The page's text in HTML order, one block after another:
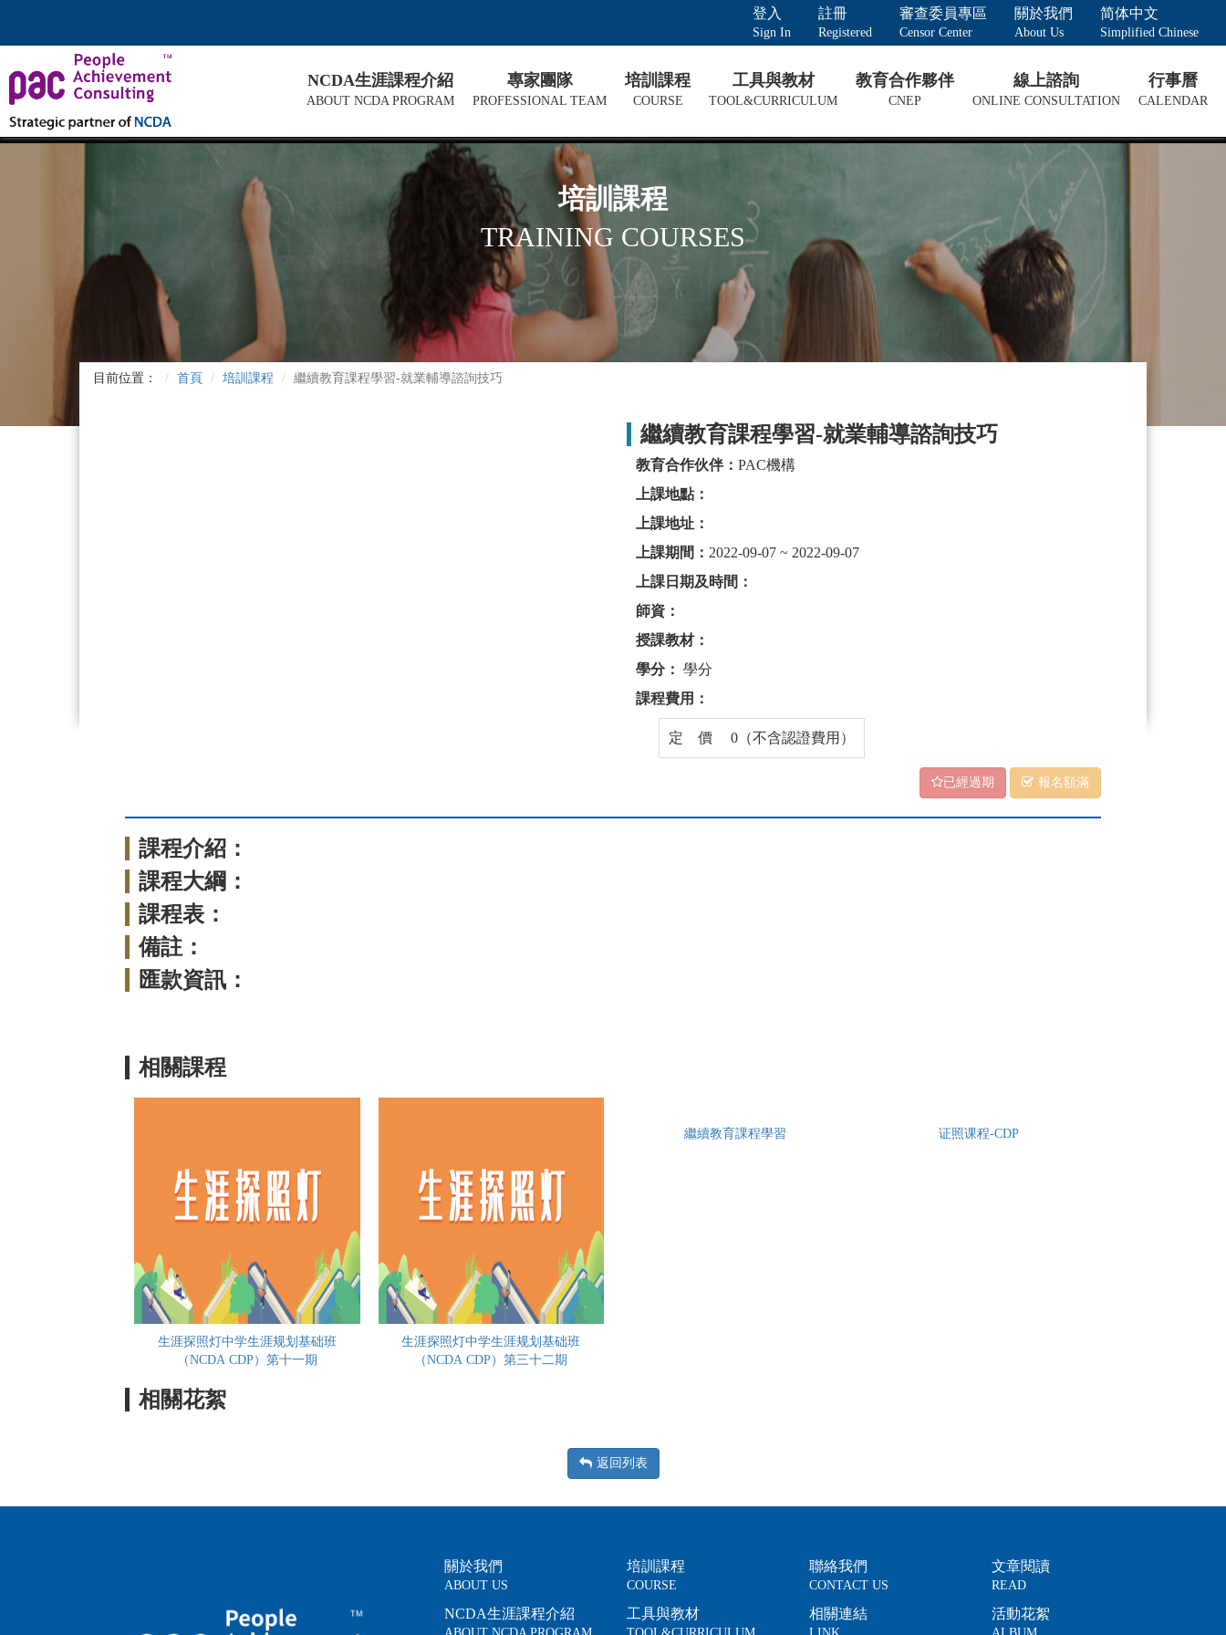
登入
Sign In
註冊
Registered
審查委員專區
Censor Center
關於我們
About Us
简体中文
Simplified Chinese
NCDA生涯課程介紹
ABOUT NCDA PROGRAM
專家團隊
PROFESSIONAL TEAM
培訓課程
COURSE
工具與教材
TOOL&CURRICULUM
教育合作夥伴
CNEP
線上諮詢
ONLINE CONSULTATION
行事曆
CALENDAR
培訓課程
TRAINING COURSES
目前位置： 首頁 培訓課程 繼續教育課程學習-就業輔導諮詢技巧
繼續教育課程學習-就業輔導諮詢技巧
教育合作伙伴： PAC機構
上課地點：
上課地址：
上課期間： 2022-09-07 ~ 2022-09-07
上課日期及時間：
師資：
授課教材：
學分： 學分
課程費用：
定 價 0（不含認證費用）
已經過期 報名額滿
課程介紹：
課程大綱：
課程表：
備註：
匯款資訊：
相關課程
生涯探照灯中学生涯规划基础班
（NCDA CDP）第十一期
生涯探照灯中学生涯规划基础班
（NCDA CDP）第三十二期
繼續教育課程學習 证照课程-CDP
相關花絮
返回列表
關於我們
ABOUT US
NCDA生涯課程介紹
ABOUT NCDA PROGRAM
培訓課程
COURSE
工具與教材
TOOL&CURRICULUM
聯絡我們
CONTACT US
相關連結
LINK
文章閱讀
READ
活動花絮
ALBUM